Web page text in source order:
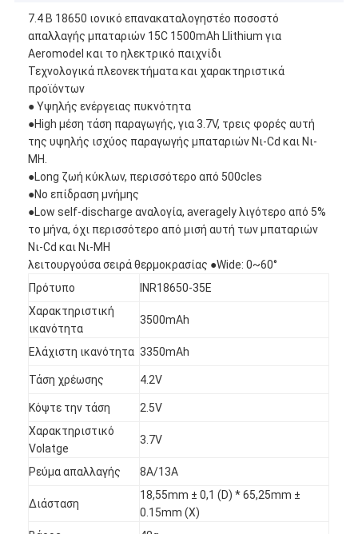
7.4 Β 18650 ιονικό επανακαταλογηστέο ποσοστό
απαλλαγής μπαταριών 15C 1500mAh Llithium για
Aeromodel και το ηλεκτρικό παιχνίδι
Τεχνολογικά πλεονεκτήματα και χαρακτηριστικά
προϊόντων
● Υψηλής ενέργειας πυκνότητα
●High μέση τάση παραγωγής, για 3.7V, τρεις φορές αυτή
της υψηλής ισχύος παραγωγής μπαταριών Νι-Cd και Νι-
MH.
●Long ζωή κύκλων, περισσότερο από 500cles
●No επίδραση μνήμης
●Low self-discharge αναλογία, averagely λιγότερο από 5%
το μήνα, όχι περισσότερο από μισή αυτή των μπαταριών
Νι-Cd και Νι-MH
λειτουργούσα σειρά θερμοκρασίας ●Wide: 0~60°
Πρότυπο
INR18650-35E
Χαρακτηριστική
ικανότητα
3500mAh
Ελάχιστη ικανότητα 3350mAh
Τάση χρέωσης 4.2V
Κόψτε την τάση
2.5V
Χαρακτηριστικό
Volatge
3.7V
Ρεύμα απαλλαγής 8A/13A
Διάσταση
18,55mm ± 0,1 (D) * 65,25mm ±
0.15mm (Χ)